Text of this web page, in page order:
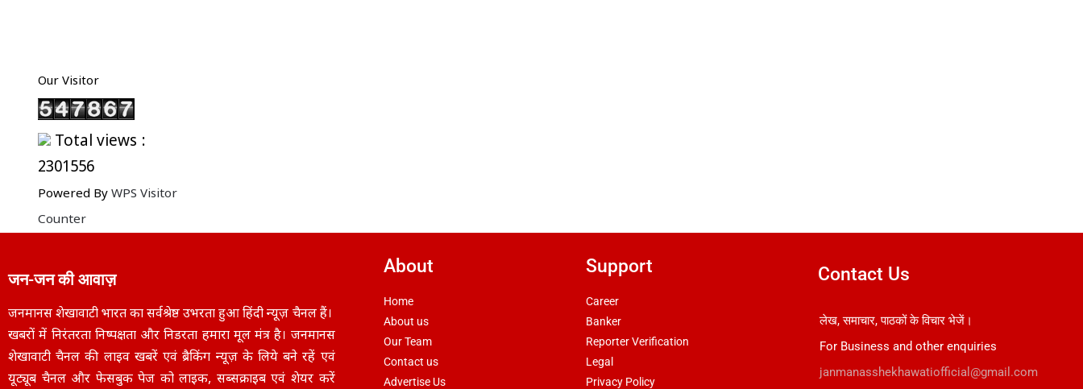
Our Visitor
Total views :
2301556
Powered By WPS Visitor
Counter
जन-जन की आवाज़
जनमानस शेखावाटी भारत का सर्वश्रेष्ठ उभरता हुआ हिंदी न्यूज़ चैनल हैं।
खबरों में निरंतरता निष्पक्षता और निडरता हमारा मूल मंत्र है। जनमानस
शेखावाटी चैनल की लाइव खबरें एवं ब्रैकिंग न्यूज़ के लिये बने रहें एवं
यूट्यूब चैनल और फेसबुक पेज को लाइक, सब्सक्राइब एवं शेयर करें
About
Home
About us
Our Team
Contact us
Advertise Us
Support
Career
Banker
Reporter Verification
Legal
Privacy Policy
Contact Us
लेख, समाचार, पाठकों के विचार भेजें।
For Business and other enquiries
janmanasshekhawatiofficial@gmail.com